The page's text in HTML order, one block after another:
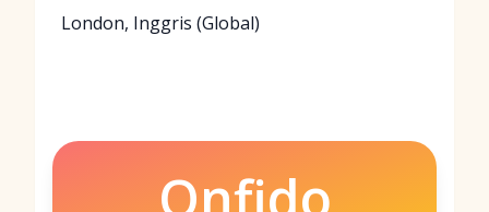
London, Inggris (Global)